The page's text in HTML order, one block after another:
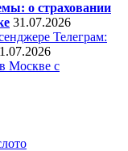
о страховании
31.07.2026
Телеграм:
Москве с